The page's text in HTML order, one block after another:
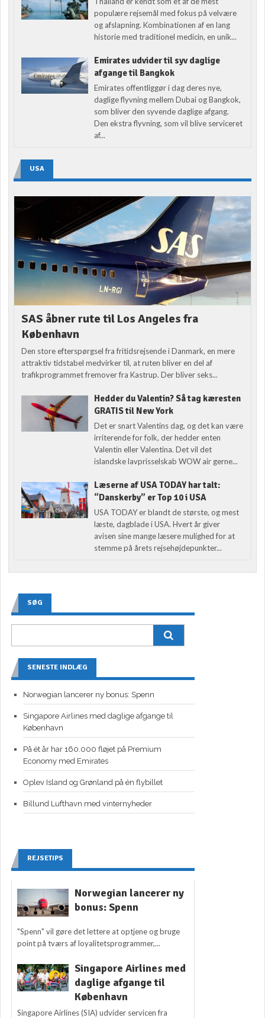
populære rejsemål med fokus på velvære
og afslapning. Kombinationen af en lang
historie med traditionel medicin, en unik...
Emirates udvider til syv daglige
afgange til Bangkok
Emirates offentliggør i dag deres nye,
daglige flyvning mellem Dubai og Bangkok,
som bliver den syvende daglige afgang.
Den ekstra flyvning, som vil blive serviceret
af...
USA
SAS åbner rute til Los Angeles fra
København
Den store efterspørgsel fra fritidsrejsende i Danmark, en mere
attraktiv tidstabel medvirker til, at ruten bliver en del af
trafikprogrammet fremover fra Kastrup. Der bliver seks...
Hedder du Valentin? Så tag kæresten
GRATIS til New York
Det er snart Valentins dag, og det kan være
irriterende for folk, der hedder enten
Valentin eller Valentina. Det vil det
islandske lavprisselskab WOW air gerne...
Læserne af USA TODAY har talt:
“Danskerby” er Top 10 i USA
USA TODAY er blandt de største, og mest
læste, dagblade i USA. Hvert år giver
avisen sine mange læsere mulighed for at
stemme på årets rejsehøjdepunkter...
SØG
SENESTE INDLÆG
Norwegian lancerer ny bonus: Spenn
Singapore Airlines med daglige afgange til
København
På ét år har 160.000 fløjet på Premium
Economy med Emirates
Oplev Island og Grønland på én flybillet
Billund Lufthavn med vinternyheder
REJSETIPS
Norwegian lancerer ny
bonus: Spenn
"Spenn" vil gøre det lettere at optjene og bruge
point på tværs af loyalitetsprogrammer,...
Singapore Airlines med
daglige afgange til
København
Singapore Airlines (SIA) udvider servicen fra